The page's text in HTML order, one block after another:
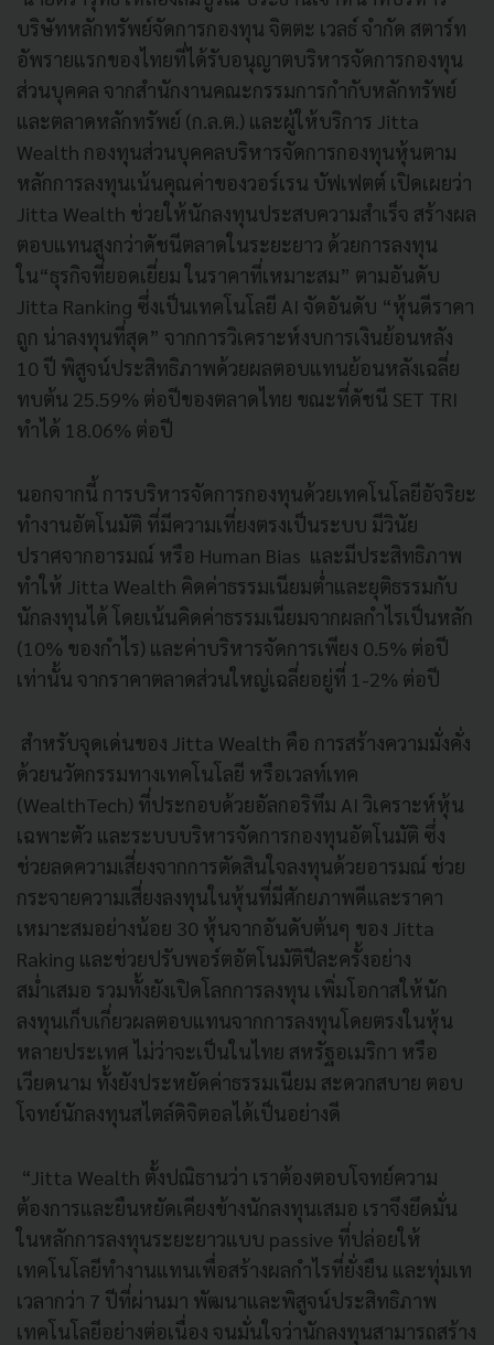
บริษัทหลักทรัพย์จัดการกองทุน จิตตะ เวลธ์ จำกัด สตาร์ท
อัพรายแรกของไทยที่ได้รับอนุญาตบริหารจัดการกองทุน
ส่วนบุคคล จากสำนักงานคณะกรรมการกำกับหลักทรัพย์
และตลาดหลักทรัพย์ (ก.ล.ต.) และผู้ให้บริการ Jitta
Wealth กองทุนส่วนบุคคลบริหารจัดการกองทุนหุ้นตาม
หลักการลงทุนเน้นคุณค่าของวอร์เรน บัฟเฟตต์ เปิดเผยว่า
Jitta Wealth ช่วยให้นักลงทุนประสบความสำเร็จ สร้างผล
ตอบแทนสูงกว่าดัชนีตลาดในระยะยาว ด้วยการลงทุน
ใน“ธุรกิจที่ยอดเยี่ยม ในราคาที่เหมาะสม” ตามอันดับ
Jitta Ranking ซึ่งเป็นเทคโนโลยี AI จัดอันดับ “หุ้นดีราคา
ถูก น่าลงทุนที่สุด” จากการวิเคราะห์งบการเงินย้อนหลัง
10 ปี พิสูจน์ประสิทธิภาพด้วยผลตอบแทนย้อนหลังเฉลี่ย
ทบต้น 25.59% ต่อปีของตลาดไทย ขณะที่ดัชนี SET TRI
ทำได้ 18.06% ต่อปี
นอกจากนี้ การบริหารจัดการกองทุนด้วยเทคโนโลยีอัจริยะ
ทำงานอัตโนมัติ ที่มีความเที่ยงตรงเป็นระบบ มีวินัย
ปราศจากอารมณ์ หรือ Human Bias และมีประสิทธิภาพ
ทำให้ Jitta Wealth คิดค่าธรรมเนียมต่ำและยุติธรรมกับ
นักลงทุนได้ โดยเน้นคิดค่าธรรมเนียมจากผลกำไรเป็นหลัก
(10% ของกำไร) และค่าบริหารจัดการเพียง 0.5% ต่อปี
เท่านั้น จากราคาตลาดส่วนใหญ่เฉลี่ยอยู่ที่ 1-2% ต่อปี
สำหรับจุดเด่นของ Jitta Wealth คือ การสร้างความมั่งคั่ง
ด้วยนวัตกรรมทางเทคโนโลยี หรือเวลท์เทค
(WealthTech) ที่ประกอบด้วยอัลกอริทึม AI วิเคราะห์หุ้น
เฉพาะตัว และระบบบริหารจัดการกองทุนอัตโนมัติ ซึ่ง
ช่วยลดความเสี่ยงจากการตัดสินใจลงทุนด้วยอารมณ์ ช่วย
กระจายความเสี่ยงลงทุนในหุ้นที่มีศักยภาพดีและราคา
เหมาะสมอย่างน้อย 30 หุ้นจากอันดับต้นๆ ของ Jitta
Raking และช่วยปรับพอร์ตอัตโนมัติปีละครั้งอย่าง
สม่ำเสมอ รวมทั้งยังเปิดโลกการลงทุน เพิ่มโอกาสให้นัก
ลงทุนเก็บเกี่ยวผลตอบแทนจากการลงทุนโดยตรงในหุ้น
หลายประเทศ ไม่ว่าจะเป็นในไทย สหรัฐอเมริกา หรือ
เวียดนาม ทั้งยังประหยัดค่าธรรมเนียม สะดวกสบาย ตอบ
โจทย์นักลงทุนสไตล์ดิจิตอลได้เป็นอย่างดี
“Jitta Wealth ตั้งปณิธานว่า เราต้องตอบโจทย์ความ
ต้องการและยืนหยัดเคียงข้างนักลงทุนเสมอ เราจึงยึดมั่น
ในหลักการลงทุนระยะยาวแบบ passive ที่ปล่อยให้
เทคโนโลยีทำงานแทนเพื่อสร้างผลกำไรที่ยั่งยืน และทุ่มเท
เวลากว่า 7 ปีที่ผ่านมา พัฒนาและพิสูจน์ประสิทธิภาพ
เทคโนโลยีอย่างต่อเนื่อง จนมั่นใจว่านักลงทุนสามารถสร้าง